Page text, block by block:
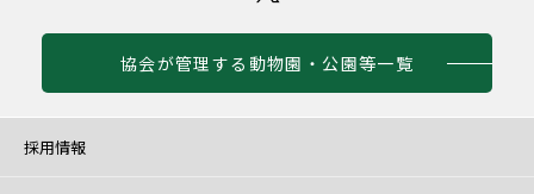
協会が管理する動物園・公園等一覧
採用情報